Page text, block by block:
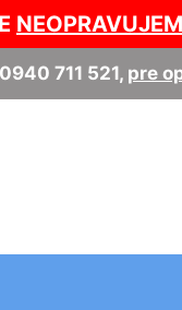
0940 711 521, pre